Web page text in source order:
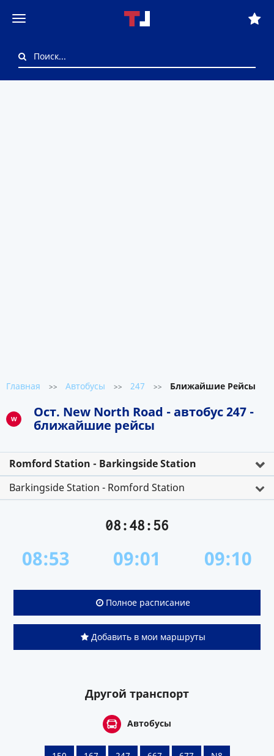
Главная >> Автобусы >> 247 >> Ближайшие Рейсы
W
Ост. New North Road - автобус 247 -
ближайшие рейсы
Romford Station - Barkingside Station
Barkingside Station - Romford Station
08:48:57
08:53 09:01 09:10
Полное расписание
Добавить в мои маршруты
Другой транспорт
Автобусы